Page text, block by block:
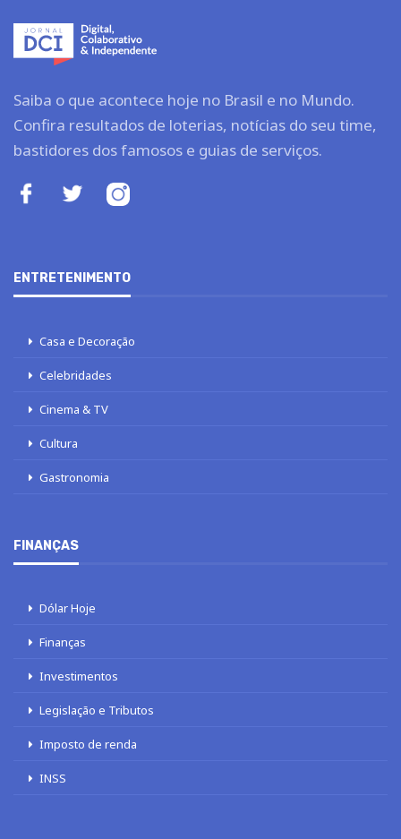
Saiba o que acontece hoje no Brasil e no Mundo.
Confira resultados de loterias, notícias do seu time,
bastidores dos famosos e guias de serviços.
ENTRETENIMENTO
Casa e Decoração
Celebridades
Cinema & TV
Cultura
Gastronomia
FINANÇAS
Dólar Hoje
Finanças
Investimentos
Legislação e Tributos
Imposto de renda
INSS